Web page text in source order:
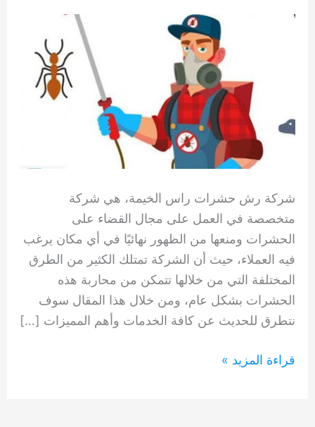
شركة رش حشرات راس الخيمة، هي شركة
متخصصة في العمل على مجال القضاء على
الحشرات ومنعها من الظهور نهائيًا في أي مكان يرغب
فيه العملاء، حيث أن الشركة تمتلك الكثير من الطرق
المختلفة التي من خلالها تتمكن من محاربة هذه
الحشرات بشكل عام، ومن خلال هذا المقال سوف
نتطرق للحديث عن كافة الخدمات وأهم المميزات […]
شركة
قراءة المزيد »